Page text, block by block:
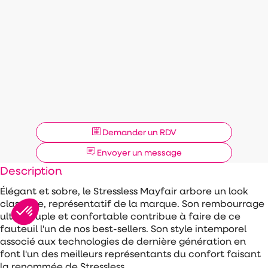
Demander un RDV
Envoyer un message
Description
Élégant et sobre, le Stressless Mayfair arbore un look
classique, représentatif de la marque. Son rembourrage
ultra souple et confortable contribue à faire de ce
fauteuil l'un de nos best-sellers. Son style intemporel
associé aux technologies de dernière génération en
font l'un des meilleurs représentants du confort faisant